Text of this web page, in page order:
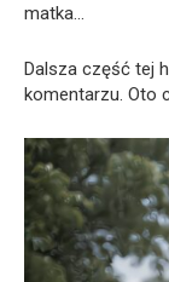
matka…
Dalsza część tej
komentarzu. Oto